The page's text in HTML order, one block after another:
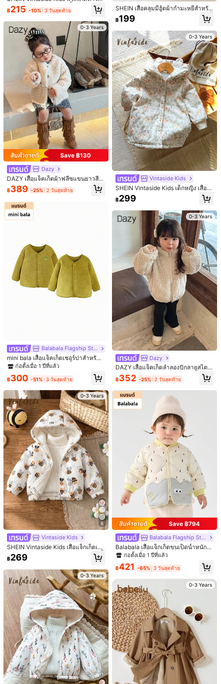
ชุดไปเที่ยว(1) สง่างาม(1) สวย (3) เหมือนในรูป(2)
E***l
haveordered3 boxes of clothesformymanykids.Allitems
arrived andpackaged nicely withgoodtracking.Theclothes
veryaffordable Mykidsabsolutelylovethecoolstyles.
Nothingelseinthedepartment storesis remotelyclose.They
comfortableandseemwellenoughmadecomparedtoany
otherreasonablepricedbrand. Ihaveordered3boxesof
clothesformymanykids.All itemsarrivedandpackaged
nicely
withgoodtracking clothesareveryaffordable.My
kidsabsolutelylove coolstyles.Nothingelseinthe
departmentstoresis remotelyclose.Theyarecomfortableand
seemwellenoughmadecomparedtoanyotherreasonable
pricedbrand.Verycomfortableclothesforthepriceilike ititis
veryveryniceverybeautifulandcomfortableiloveshein
thankyou she inforeverything .Verycomfortableclothes
for
thepriceilikeititisveryveryverybeautiful and comfortablei
lovesheinthank everythingsheinteamiam
happywithallthep
มีประโยชน์(1)
สี: มัลติคัลเลอร์ / ไซส์: 18-24M
حلو ومنيحكتيرنفسالصورة
มีประโยชน์(0)
e***9 สี: มัลติคัลเลอร์ / ไซส์: 12-18M
جميلللللللللللللللللللللللل
มีประโยชน์(0)
สี: มัลติคัลเลอร์ / ไซส์: 18-24M
وانصحبه بشدة،،،،،،،،،،،،،،،،،،،،،،،،
มีประโยชน์ (0)
นางแบบใส่อยู่:
9-12M
ความสูง:90.0
รายละเอียดสินค้า
100% เส้นใยสังเคราะห์
ดูเพิ่มเติม
SHEIN Baby
4.96 743K ผู้ติดตาม
4.96 743K ผู้ติดตาม
?***?
4.96
743K ผู้ติดตาม
4.96 743K ผู้ติดตาม
4.96 743K ผู้ติดตาม
4.96 743K ผู้ติดตาม
4.96 743K ผู้ติดตาม
4.96 743K ผู้ติดตาม
743K ผู้ติดตาม
4.96 743K ผู้ติดตาม
3.8M ชิ้นที่ขายไปเมื่อเร็วๆ นี้ 4.1M ซื้อซ้ำ
สวย (9999+) คุณภาพดี (9999+) เก๋มาก (9999+) เหมือนในรูป
คุณอาจชอบ
แนะนำ เด็ก ชุดชั้นในและชุดนอน บ้าน & ที่อยู่อาศัย ของเล่นและเกม
0-3 Years
10
Playful Pals
SHEIN Playful Pals 2 ชิ้น/เซ็ต เสื้อโค้
ทฮู้ดกันหนาวผ้าฟลีซหลายสีแบบกลับด้
านได้สำหรับเด็กหญิง เสื้อคลุมอบอุ่นแบ
บชุดเซตสำหรับใส่ในฤดูใบไม้ร่วงและฤ
ดูหนาว
฿429
0-3 Years
0-3 Years
16
Pipplin
SHEIN เสื้อแจ็คเก็ตสำหรับเด็กผู้หญิง ฤ
ดูใบไม้ร่วง/ฤดูหนาว สีสันน่ารัก อเนกปร
ะสงค์ บุซับใน ขนเฟอร์เทียม
฿319
0-3 Years
หญิงโคทตอนคอร์ดูรอยสีพื้น ฤดูใบไม้ผ
ลิ/ฤดูใบไม้ร่วง/ฤดูหนาว แฟชั่นใหม่
฿215 -10% 3 วันสุดท้าย
0-3 Years
Save ฿130
Dazy
DAZY เสื้อแจ็คเก็ตผ้าฟลีซแขนยาวสีพื้
นสำหรับเด็กผู้หญิงเล็ก สวมใส่สบายสำ
หรับฤดูใบไม้ร่วง/ฤดูหนาว
฿389 -25% 2 วันสุดท้าย
Balabala Flagship Store
mini bala เสื้อแจ็คเก็ตเชอร์ปาสำหรับเ
ด็กผู้หญิง ใส่ได้สองด้าน เสื้อโค้ทหนาอ
ก่อตั้งเมื่อ 1 ปีที่แล้ว
฿300 -51% 3 วันสุดท้าย
0-3 Years
8
Vintaside Kids
SHEIN Vintaside Kids เสื้อแจ็กเก็ตเด็
กผู้หญิง แขนยาวมีฮู้ด ลายพิมพ์ดิจิทัลผึ้
งน่ารัก สไตล์แฟชั่นลำลองอเนกประสง
ค์ ซับในกันหนาว สำหรับฤดูใบไม้ร่วง/ฤ
ดูหนาว เหมาะสำหรับอากาศเย็น/หนา
ว ใส่ไปเที่ยว ช้อปปิ้ง พักผ่อน หรือเดินเล่
นในสวนประจำวัน
฿269
0-3 Years
SHEIN เสื้อคลุมมีฮู้ดผ้ากำมะหยี่สำหรับ
เด็กผู้หญิง น่ารักและใส่สบาย คอลเลกชั่
นใหม่ฤดูใบไม้ร่วง/ฤดูหนาวปี 2024
฿199
0-3 Years
Vintaside Kids
SHEIN Vintaside Kids เด็กหญิง เสื้อโ
ค้ทฤดูใบไม้ร่วง&ฤดูหนาว สไตล์ชิลล์ ใ
หม่ที่หนาและอบอุ่นขึ้น
฿299
0-3 Years
Dazy
DAZY เสื้อแจ็คเก็ตลำลองปักลายสไตล์เ
กาหลีสีตัดกันสำหรับเด็กผู้หญิง,เสื้อผ้าเ
ด็กผู้หญิงวัยหัดเดินฤดูใบไม้ร่วง,ฤดูหน
฿352 -25% 2 วันสุดท้าย
Save ฿794
Balabala Flagship Store
Balabala เสื้อแจ็กเก็ตขนเป็ดน้ำหนักเบ
าสำหรับเด็กผู้ชายและเด็กผู้หญิง ดีไซน์
ก่อตั้งเมื่อ 1 ปีที่แล้ว
฿421 -65% 3 วันสุดท้าย
0-3 Years